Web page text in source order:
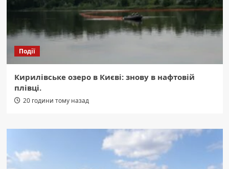
Події
Кирилівське озеро в Києві: знову в нафтовій
плівці.
20 години тому назад